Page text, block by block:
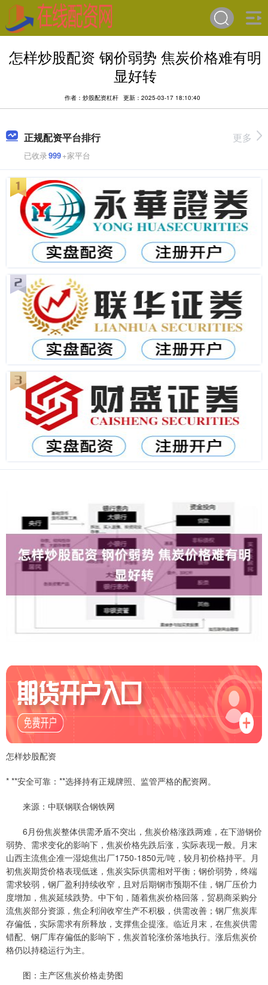
怎样炒股配资 钢价弱势 焦炭价格难有明
显好转
作者：炒股配资杠杆 更新：2025-03-17 18:10:40
正规配资平台排行
已收录999+家平台
更多
怎样炒股配资
* **安全可靠：**选择持有正规牌照、监管严格的配资网。
来源：中联钢联合钢铁网
6月份焦炭整体供需矛盾不突出，焦炭价格涨跌两难，在下游钢价
弱势、需求变化的影响下，焦炭价格先跌后涨，实际表现一般。月末
山西主流焦企准一湿熄焦出厂1750-1850元/吨，较月初价格持平。月
初焦炭期货价格表现低迷，焦炭实际供需相对平衡；钢价弱势，终端
需求较弱，钢厂盈利持续收窄，且对后期钢市预期不佳，钢厂压价力
度增加，焦炭延续跌势。中下旬，随着焦炭价格回落，贸易商采购分
流焦炭部分资源，焦企利润收窄生产不积极，供需改善；钢厂焦炭库
存偏低，实际需求有所释放，支撑焦企提涨。临近月末，在焦炭供需
错配、钢厂库存偏低的影响下，焦炭首轮涨价落地执行。涨后焦炭价
格仍以持稳运行为主。
图：主产区焦炭价格走势图